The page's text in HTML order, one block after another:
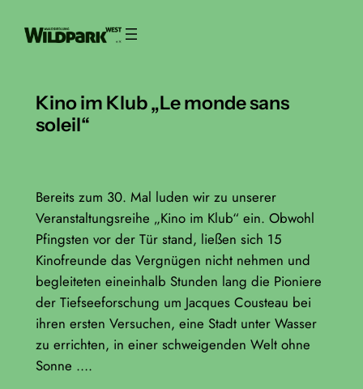
Inhalt
Kino im Klub „Le monde sans
soleil“
Bereits zum 30. Mal luden wir zu unserer
Veranstaltungsreihe „Kino im Klub“ ein. Obwohl
Pfingsten vor der Tür stand, ließen sich 15
Kinofreunde das Vergnügen nicht nehmen und
begleiteten eineinhalb Stunden lang die Pioniere
der Tiefseeforschung um Jacques Cousteau bei
ihren ersten Versuchen, eine Stadt unter Wasser
zu errichten, in einer schweigenden Welt ohne
Sonne ….